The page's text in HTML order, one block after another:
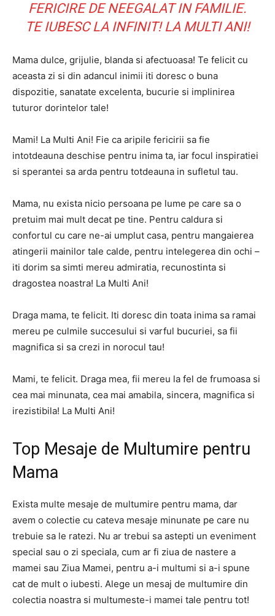
FERICIRE DE NEEGALAT IN FAMILIE.
TE IUBESC LA INFINIT! LA MULTI ANI!
Mama dulce, grijulie, blanda si afectuoasa! Te felicit cu
aceasta zi si din adancul inimii iti doresc o buna
dispozitie, sanatate excelenta, bucurie si implinirea
tuturor dorintelor tale!
Mami! La Multi Ani! Fie ca aripile fericirii sa fie
intotdeauna deschise pentru inima ta, iar focul inspiratiei
si sperantei sa arda pentru totdeauna in sufletul tau.
Mama, nu exista nicio persoana pe lume pe care sa o
pretuim mai mult decat pe tine. Pentru caldura si
confortul cu care ne-ai umplut casa, pentru mangaierea
atingerii mainilor tale calde, pentru intelegerea din ochi –
iti dorim sa simti mereu admiratia, recunostinta si
dragostea noastra! La Multi Ani!
Draga mama, te felicit. Iti doresc din toata inima sa ramai
mereu pe culmile succesului si varful bucuriei, sa fii
magnifica si sa crezi in norocul tau!
Mami, te felicit. Draga mea, fii mereu la fel de frumoasa si
cea mai minunata, cea mai amabila, sincera, magnifica si
irezistibila! La Multi Ani!
Top Mesaje de Multumire pentru
Mama
Exista multe mesaje de multumire pentru mama, dar
avem o colectie cu cateva mesaje minunate pe care nu
trebuie sa le ratezi. Nu ar trebui sa astepti un eveniment
special sau o zi speciala, cum ar fi ziua de nastere a
mamei sau Ziua Mamei, pentru a-i multumi si a-i spune
cat de mult o iubesti. Alege un mesaj de multumire din
colectia noastra si multumeste-i mamei tale pentru tot!